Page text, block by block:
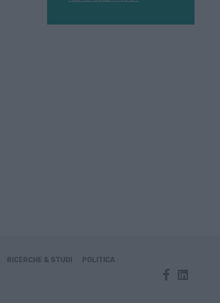
RICERCHE & STUDI POLITICA